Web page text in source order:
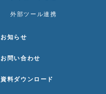
外部ツール連携
お知らせ
お問い合わせ
資料ダウンロード